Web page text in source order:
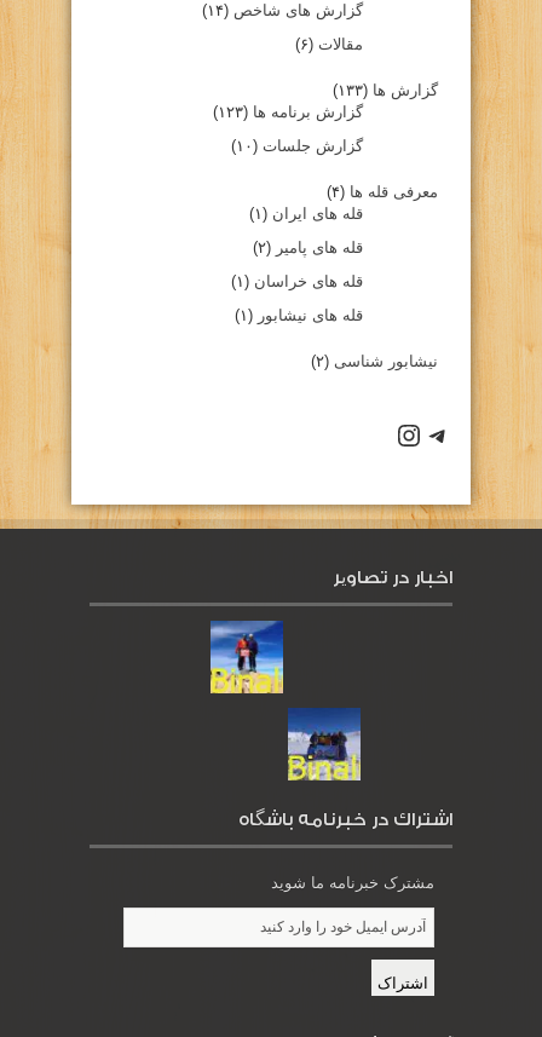
گزارش های شاخص (۱۴)
مقالات (۶)
گزارش ها (۱۳۳)
گزارش برنامه ها (۱۲۳)
گزارش جلسات (۱۰)
معرفی قله ها (۴)
قله های ایران (۱)
قله های پامیر (۲)
قله های خراسان (۱)
قله های نیشابور (۱)
نیشابور شناسی (۲)
كانال تلگرام باشگاه
صفحه اينستاگرام باشگاه
اخبار در تصاویر
اشتراك در خبرنامه باشگاه
مشترک خبرنامه ما شوید